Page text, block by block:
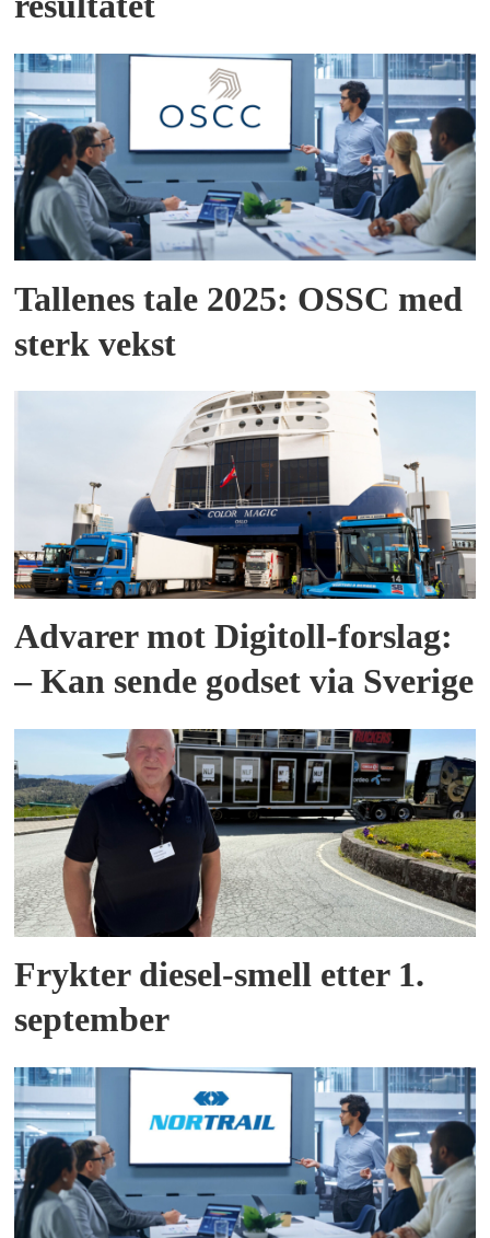
Tallenes tale 2025: OSSC med
sterk vekst
Advarer mot Digitoll-forslag:
– Kan sende godset via Sverige
Frykter diesel-smell etter 1.
september